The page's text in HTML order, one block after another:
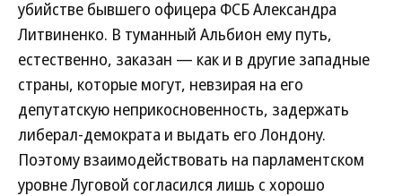
убийстве бывшего офицера ФСБ Александра
Литвиненко. В туманный Альбион ему путь,
естественно, заказан — как и в другие западные
страны, которые могут, невзирая на его
депутатскую неприкосновенность, задержать
либерал-демократа и выдать его Лондону.
Поэтому взаимодействовать на парламентском
уровне Луговой согласился лишь с хорошо